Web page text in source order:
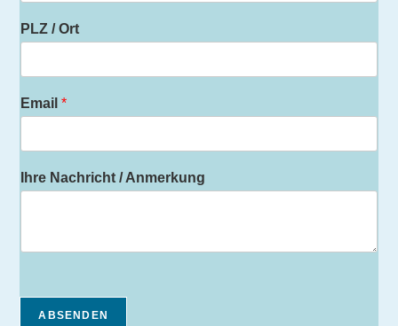
PLZ / Ort
Email*
Ihre Nachricht / Anmerkung
ABSENDEN